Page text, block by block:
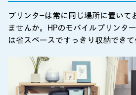
プリンタ―は常に同じ場所に置いて
ませんか。HPのモバイルプリンタ
は省スペースですっきり収納できて